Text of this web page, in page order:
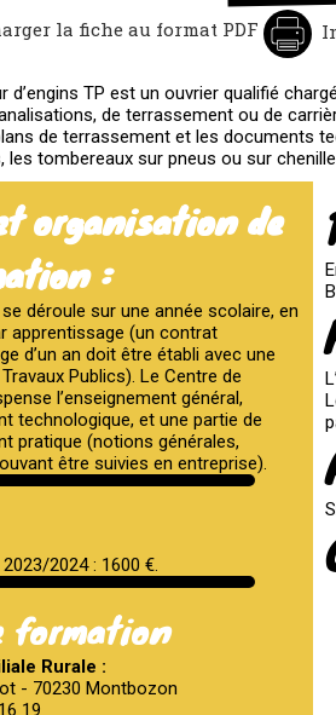
la fiche au format PDF
d’engins TP est un ouvrier qualifié
de terrassement ou de
de terrassement et les documents
les tombereaux sur pneus ou sur
organisation de
:
déroule sur une année scolaire, en
apprentissage (un contrat
d’un an doit être établi avec une
Publics). Le Centre de
l’enseignement général,
technologique, et une partie de
pratique (notions générales,
être suivies en entreprise).
2024 : 1600 €.
formation
Rurale :
- 70230 Montbozon
19